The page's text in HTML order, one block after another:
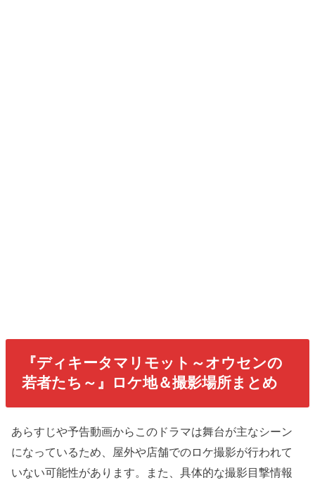
『ディキータマリモット～オウセンの
若者たち～』ロケ地＆撮影場所まとめ
あらすじや予告動画からこのドラマは舞台が主なシーン
になっているため、屋外や店舗でのロケ撮影が行われて
いない可能性があります。また、具体的な撮影目撃情報